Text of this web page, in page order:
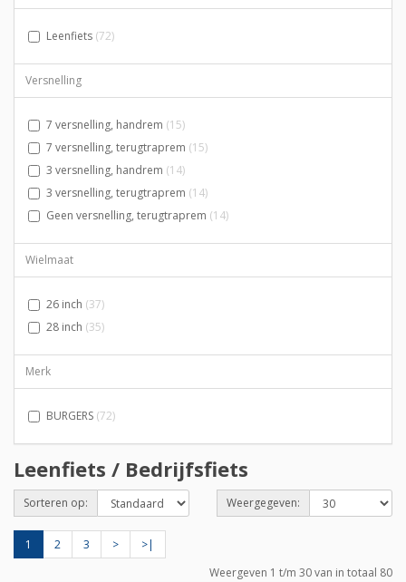
Leenfiets (72)
Versnelling
7 versnelling, handrem (15)
7 versnelling, terugtraprem (15)
3 versnelling, handrem (14)
3 versnelling, terugtraprem (14)
Geen versnelling, terugtraprem (14)
Wielmaat
26 inch (37)
28 inch (35)
Merk
BURGERS (72)
Leenfiets / Bedrijfsfiets
Sorteren op: Weergegeven:
1 2 3 >
>|
Weergeven 1 t/m 30 van in totaal 80